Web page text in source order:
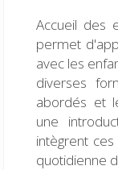
Accueil des
permet
avec les
diverses
abordés et
une
intègrent
quotidienne